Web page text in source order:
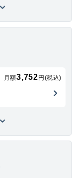
月額3,752 円(税込)